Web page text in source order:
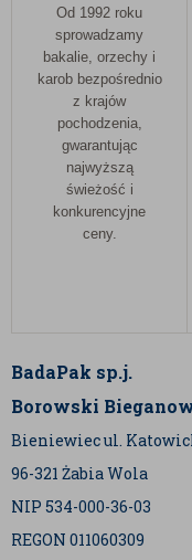
Od 1992 roku
sprowadzamy
bakalie, orzechy i
karob bezpośrednio
z krajów
pochodzenia,
gwarantując
najwyższą
świeżość i
konkurencyjne
ceny.
BadaPak sp.j.
Borowski
Bieniewiec ul.
96-321 Żabia Wola
NIP 534-000-36-03
REGON 011060309